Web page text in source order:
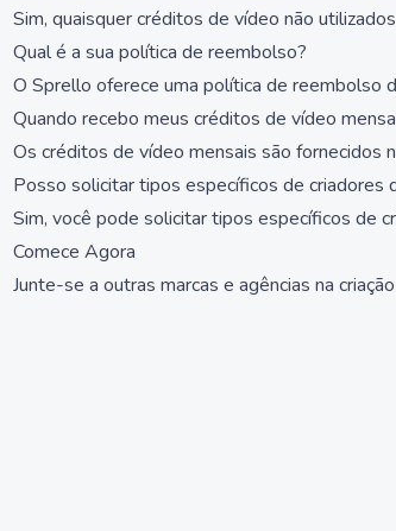
Sim, quaisquer créditos de vídeo não
Qual é a sua política de reembolso?
O Sprello oferece uma política de reembolso
Quando recebo meus créditos de vídeo
Os créditos de vídeo mensais são fornecidos
Posso solicitar tipos específicos de criadores
Sim, você pode solicitar tipos específicos de
Comece Agora
Junte-se a outras marcas e agências na